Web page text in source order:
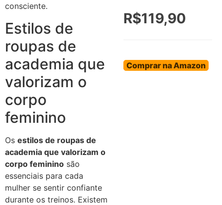
consciente.
Estilos de
roupas de
academia que
valorizam o
corpo
feminino
Os estilos de roupas de
academia que valorizam o
corpo feminino são
essenciais para cada
mulher se sentir confiante
durante os treinos. Existem
R$119,90
Comprar na Amazon